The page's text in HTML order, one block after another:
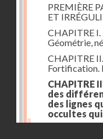
PREMIÈRE
ET
CHAPITRE I.
Géométrie,
CHAPITRE
Fortification.
CHAPITRE
des
des lignes
occultes
Des lignes